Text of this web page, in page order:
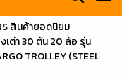
สินค้ายอดนิยม
เต่า 30 ตัน 20 ล้อ รุ่น
TROLLEY (STEEL